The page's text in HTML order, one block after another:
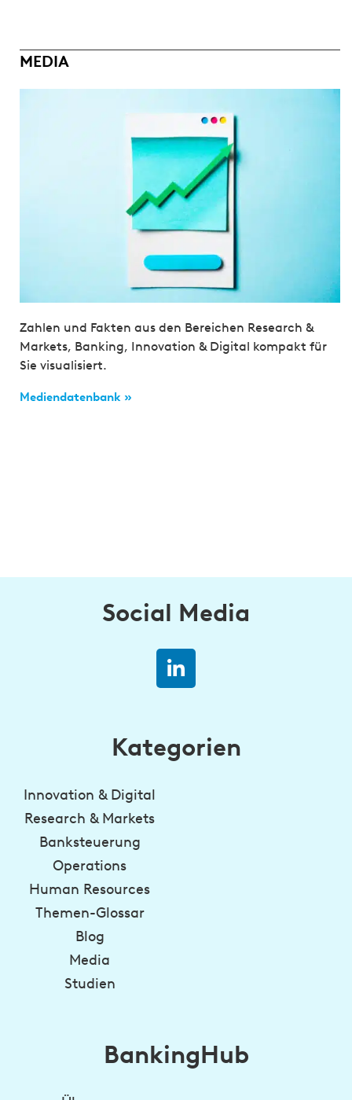
MEDIA
Zahlen und Fakten aus den Bereichen Research &
Markets, Banking, Innovation & Digital kompakt für
Sie visualisiert.
Mediendatenbank »
Social Media
Kategorien
Innovation & Digital
Research & Markets
Banksteuerung
Operations
Human Resources
Themen-Glossar
Blog
Media
Studien
BankingHub